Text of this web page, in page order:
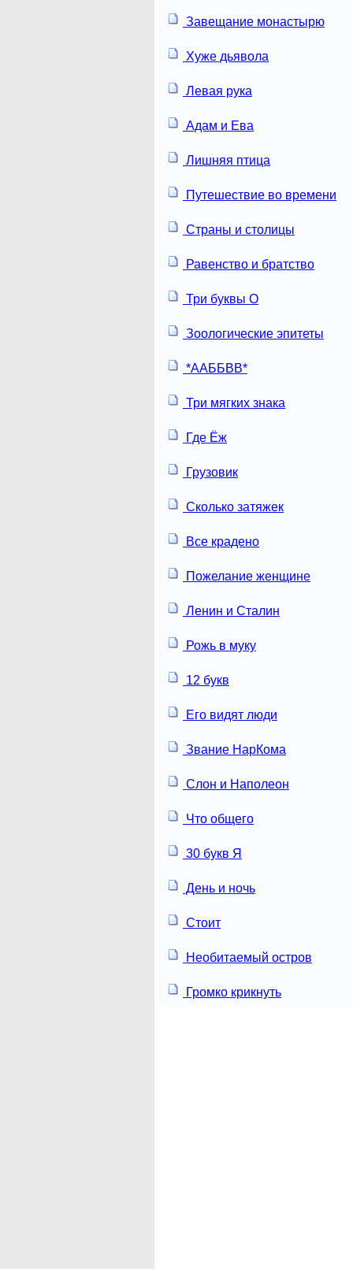
Завещание монастырю
Хуже дьявола
Левая рука
Адам и Ева
Лишняя птица
Путешествие во времени
Страны и столицы
Равенство и братство
Три буквы О
Зоологические эпитеты
*ААББВВ*
Три мягких знака
Где Ёж
Грузовик
Сколько затяжек
Все крадено
Пожелание женщине
Ленин и Сталин
Рожь в муку
12 букв
Его видят люди
Звание НарКома
Слон и Наполеон
Что общего
30 букв Я
День и ночь
Стоит
Необитаемый остров
Громко крикнуть